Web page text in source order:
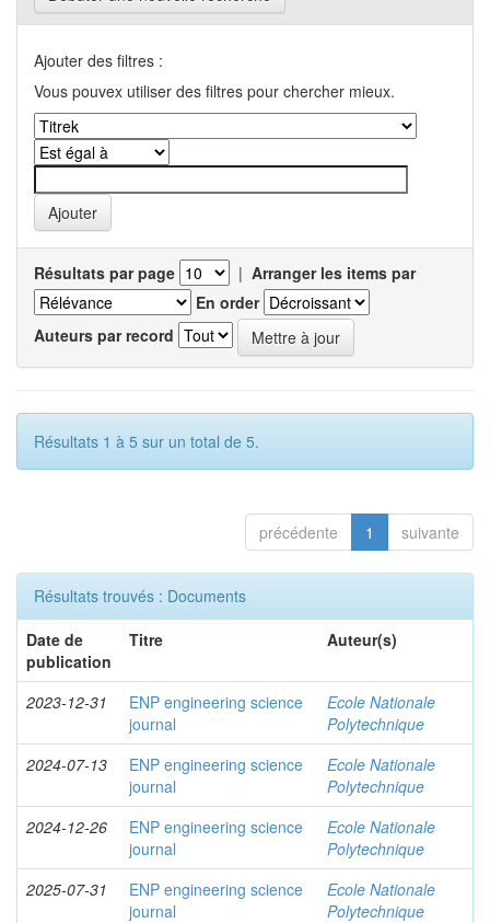
Ajouter des filtres :
Vous pouvex utiliser des filtres pour chercher mieux.
Résultats par page | Arranger les items par
En order
Auteurs par record
Résultats 1 à 5 sur un total de 5.
précédente 1 suivante
Résultats trouvés : Documents
Date de
publication
Titre Auteur(s)
2023-12-31
ENP engineering science
journal
Ecole Nationale
Polytechnique
2024-07-13
ENP engineering science
journal
Ecole Nationale
Polytechnique
2024-12-26
ENP engineering science
journal
Ecole Nationale
Polytechnique
2025-07-31
ENP engineering science
journal
Ecole Nationale
Polytechnique